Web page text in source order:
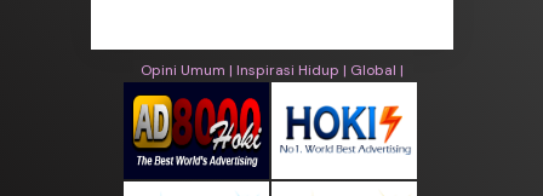
Opini Umum | Inspirasi Hidup | Global |